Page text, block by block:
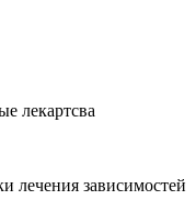
лекартсва
лечения зависимостей